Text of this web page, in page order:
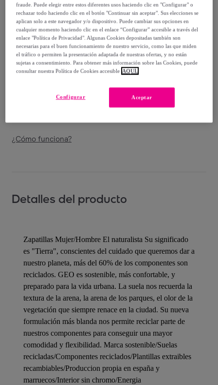
Vendido porLIFECONCEPT S.L
Entrega
¿Cómo funciona?
Detalles del producto
Zapatillas Mujer/Hombre El naturalista Su significado
es "Tierra", conscientes del cuidado que queremos dar a
nuestro planeta, más del 60% de los componentes son
reciclados. GEO es sostenible, más confortable, y
preparado para la vida urbana. La suela nos recuerda la
textura de la arena, la arena de los parques, el olor de la
vegetación que siempre renace en la ciudad. Su nueva
formulación más blanda nos permite reciclar parte de
nuestros componentes para conseguir una mayor
comodidad y flexibilidad. Marca sostenible/Suelas
recicladas/Componentes reciclados/Plantillas extraibles
recambiables/Produccion propia en españa y
marruecos/Interior sin chromo/Energia
fraude. Puede elegir entre estos diferentes usos haciendo clic en "Configurar" o
rechazar todo haciendo clic en el botón "Continuar sin aceptar". Sus elecciones se
aplican solo a este navegador y/o dispositivo. Puede cambiar sus opciones en
cualquier momento haciendo clic en el enlace “Configurar” accesible a través del
enlace "Política de Privacidad". Algunas Cookies depositadas también son
necesarias para el buen funcionamiento de nuestro servicio, como las que miden
el tráfico o permiten la presentación adaptada de nuestras ofertas, y no están
sujetas a consentimiento. Para obtener más información sobre las Cookies, puede
consultar nuestra Política de Cookies accesible AQUÍ.
Aceptar
Configurar